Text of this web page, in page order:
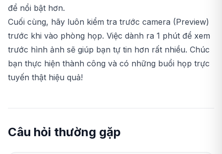
để nổi bật hơn.
Cuối cùng, hãy luôn kiểm tra trước camera (Preview)
trước khi vào phòng họp. Việc dành ra 1 phút để xem
trước hình ảnh sẽ giúp bạn tự tin hơn rất nhiều. Chúc
bạn thực hiện thành công và có những buổi họp trực
tuyến thật hiệu quả!
Câu hỏi thường gặp